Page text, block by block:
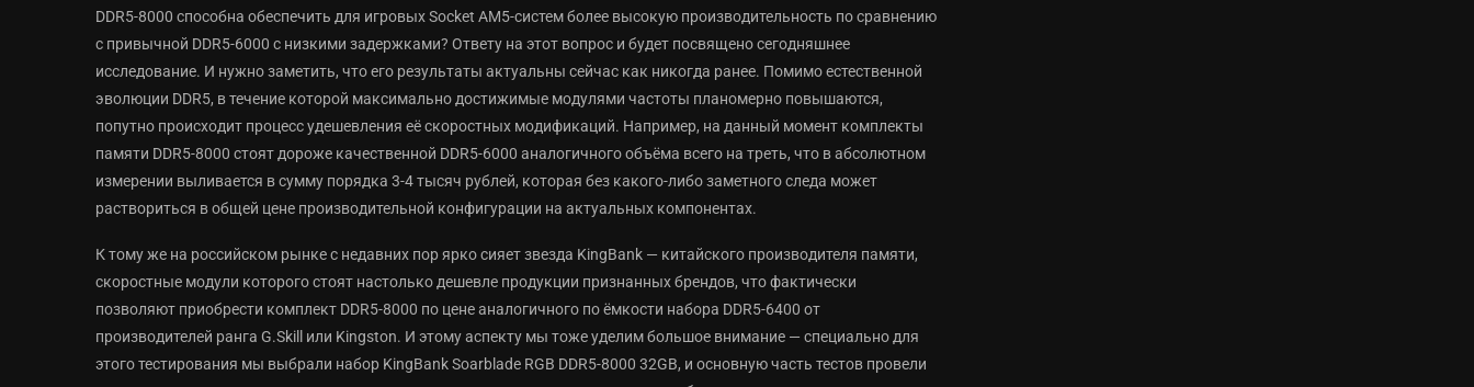
DDR5-8000 способна обеспечить для игровых Socket AM5-систем более высокую производительность по сравнению
с привычной DDR5-6000 с низкими задержками? Ответу на этот вопрос и будет посвящено сегодняшнее
исследование. И нужно заметить, что его результаты актуальны сейчас как никогда ранее. Помимо естественной
эволюции DDR5, в течение которой максимально достижимые модулями частоты планомерно повышаются,
попутно происходит процесс удешевления её скоростных модификаций. Например, на данный момент комплекты
памяти DDR5-8000 стоят дороже качественной DDR5-6000 аналогичного объёма всего на треть, что в абсолютном
измерении выливается в сумму порядка 3-4 тысяч рублей, которая без какого-либо заметного следа может
раствориться в общей цене производительной конфигурации на актуальных компонентах.
К тому же на российском рынке с недавних пор ярко сияет звезда KingBank — китайского производителя памяти,
скоростные модули которого стоят настолько дешевле продукции признанных брендов, что фактически
позволяют приобрести комплект DDR5-8000 по цене аналогичного по ёмкости набора DDR5-6400 от
производителей ранга G.Skill или Kingston. И этому аспекту мы тоже уделим большое внимание — специально для
этого тестирования мы выбрали набор KingBank Soarblade RGB DDR5-8000 32GB, и основную часть тестов провели